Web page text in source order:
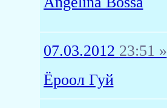
07.03.2012 23:51 »
Ёроол Гуй